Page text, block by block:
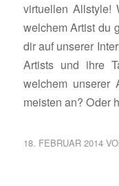
virtuellen Allstyle!
welchem Artist du
dir auf unserer
Artists und ihre
welchem unserer
meisten an? Oder
18. FEBRUAR 2014